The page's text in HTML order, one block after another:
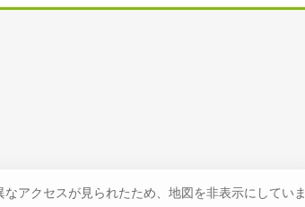
なアクセスが見られたため、地図を非表示にしていま